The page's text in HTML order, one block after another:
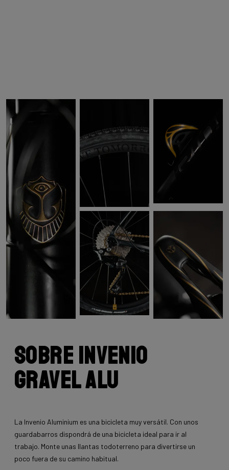
Sobre INVENIO
Gravel Alu
La Invenio Aluminium es una bicicleta muy versátil. Con unos
guardabarros dispondrá de una bicicleta ideal para ir al
trabajo. Monte unas llantas todoterreno para divertirse un
poco fuera de su camino habitual.